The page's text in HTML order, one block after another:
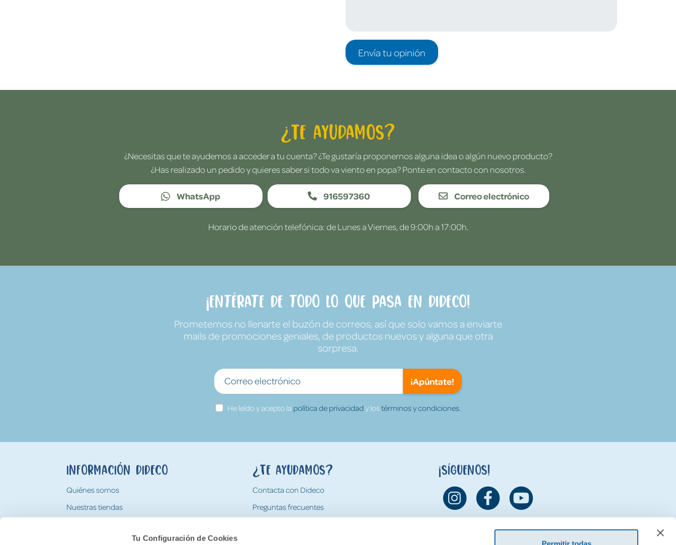
Tu Configuración de Cookies
Envía tu opinión
¿Te ayudamos?
¿Necesitas que te ayudemos a acceder a tu cuenta? ¿Te gustaría proponernos alguna idea o algún nuevo producto?
¿Has realizado un pedido y quieres saber si todo va viento en popa? Ponte en contacto con nosotros.
WhatsApp 916597360 Correo electrónico
Horario de atención telefónica: de Lunes a Viernes, de 9:00h a 17:00h.
¡Entérate de todo lo que pasa en Dideco!
Prometemos no llenarte el buzón de correos, así que solo vamos a enviarte
mails de promociones geniales, de productos nuevos y alguna que otra
sorpresa.
¡Apúntate!
He leído y acepto la política de privacidad y lostérminos y condiciones.
Información Dideco
Quiénes somos
Nuestras tiendas
Tarjeta Regalo Dideco
¿Te ayudamos?
Contacta con Dideco
Preguntas frecuentes
¡Síguenos!